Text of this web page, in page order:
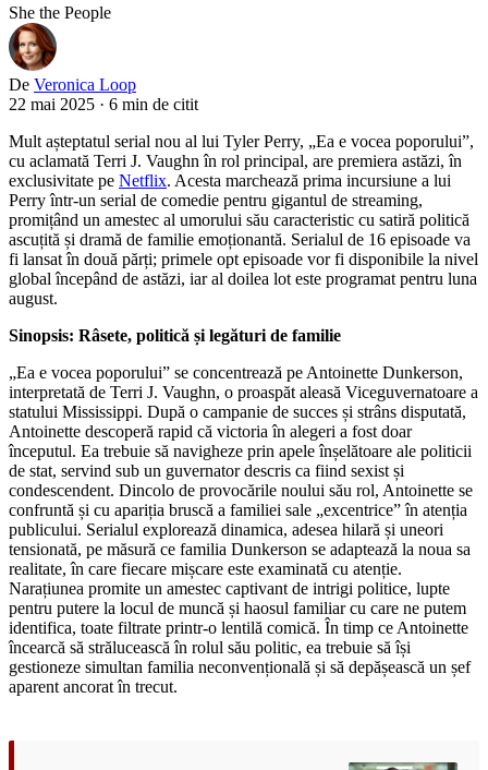
She the People
De Veronica Loop
22 mai 2025 · 6 min de citit
Mult așteptatul serial nou al lui Tyler Perry, „Ea e vocea poporului”,
cu aclamată Terri J. Vaughn în rol principal, are premiera astăzi, în
exclusivitate pe Netflix. Acesta marchează prima incursiune a lui
Perry într-un serial de comedie pentru gigantul de streaming,
promițând un amestec al umorului său caracteristic cu satiră politică
ascuțită și dramă de familie emoționantă. Serialul de 16 episoade va
fi lansat în două părți; primele opt episoade vor fi disponibile la nivel
global începând de astăzi, iar al doilea lot este programat pentru luna
august.
Sinopsis: Râsete, politică și legături de familie
„Ea e vocea poporului” se concentrează pe Antoinette Dunkerson,
interpretată de Terri J. Vaughn, o proaspăt aleasă Viceguvernatoare a
statului Mississippi. După o campanie de succes și strâns disputată,
Antoinette descoperă rapid că victoria în alegeri a fost doar
începutul. Ea trebuie să navigheze prin apele înșelătoare ale politicii
de stat, servind sub un guvernator descris ca fiind sexist și
condescendent. Dincolo de provocările noului său rol, Antoinette se
confruntă și cu apariția bruscă a familiei sale „excentrice” în atenția
publicului. Serialul explorează dinamica, adesea hilară și uneori
tensionată, pe măsură ce familia Dunkerson se adaptează la noua sa
realitate, în care fiecare mișcare este examinată cu atenție.
Narațiunea promite un amestec captivant de intrigi politice, lupte
pentru putere la locul de muncă și haosul familiar cu care ne putem
identifica, toate filtrate printr-o lentilă comică. În timp ce Antoinette
încearcă să strălucească în rolul său politic, ea trebuie să își
gestioneze simultan familia neconvențională și să depășească un șef
aparent ancorat în trecut.